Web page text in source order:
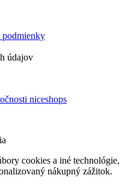
podmienky
údajov
niceshops
cookies a iné technológie,
nákupný zážitok.